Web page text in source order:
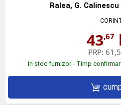
Ralea, G.
43,67
PRP:
In stoc furnizor - Timp